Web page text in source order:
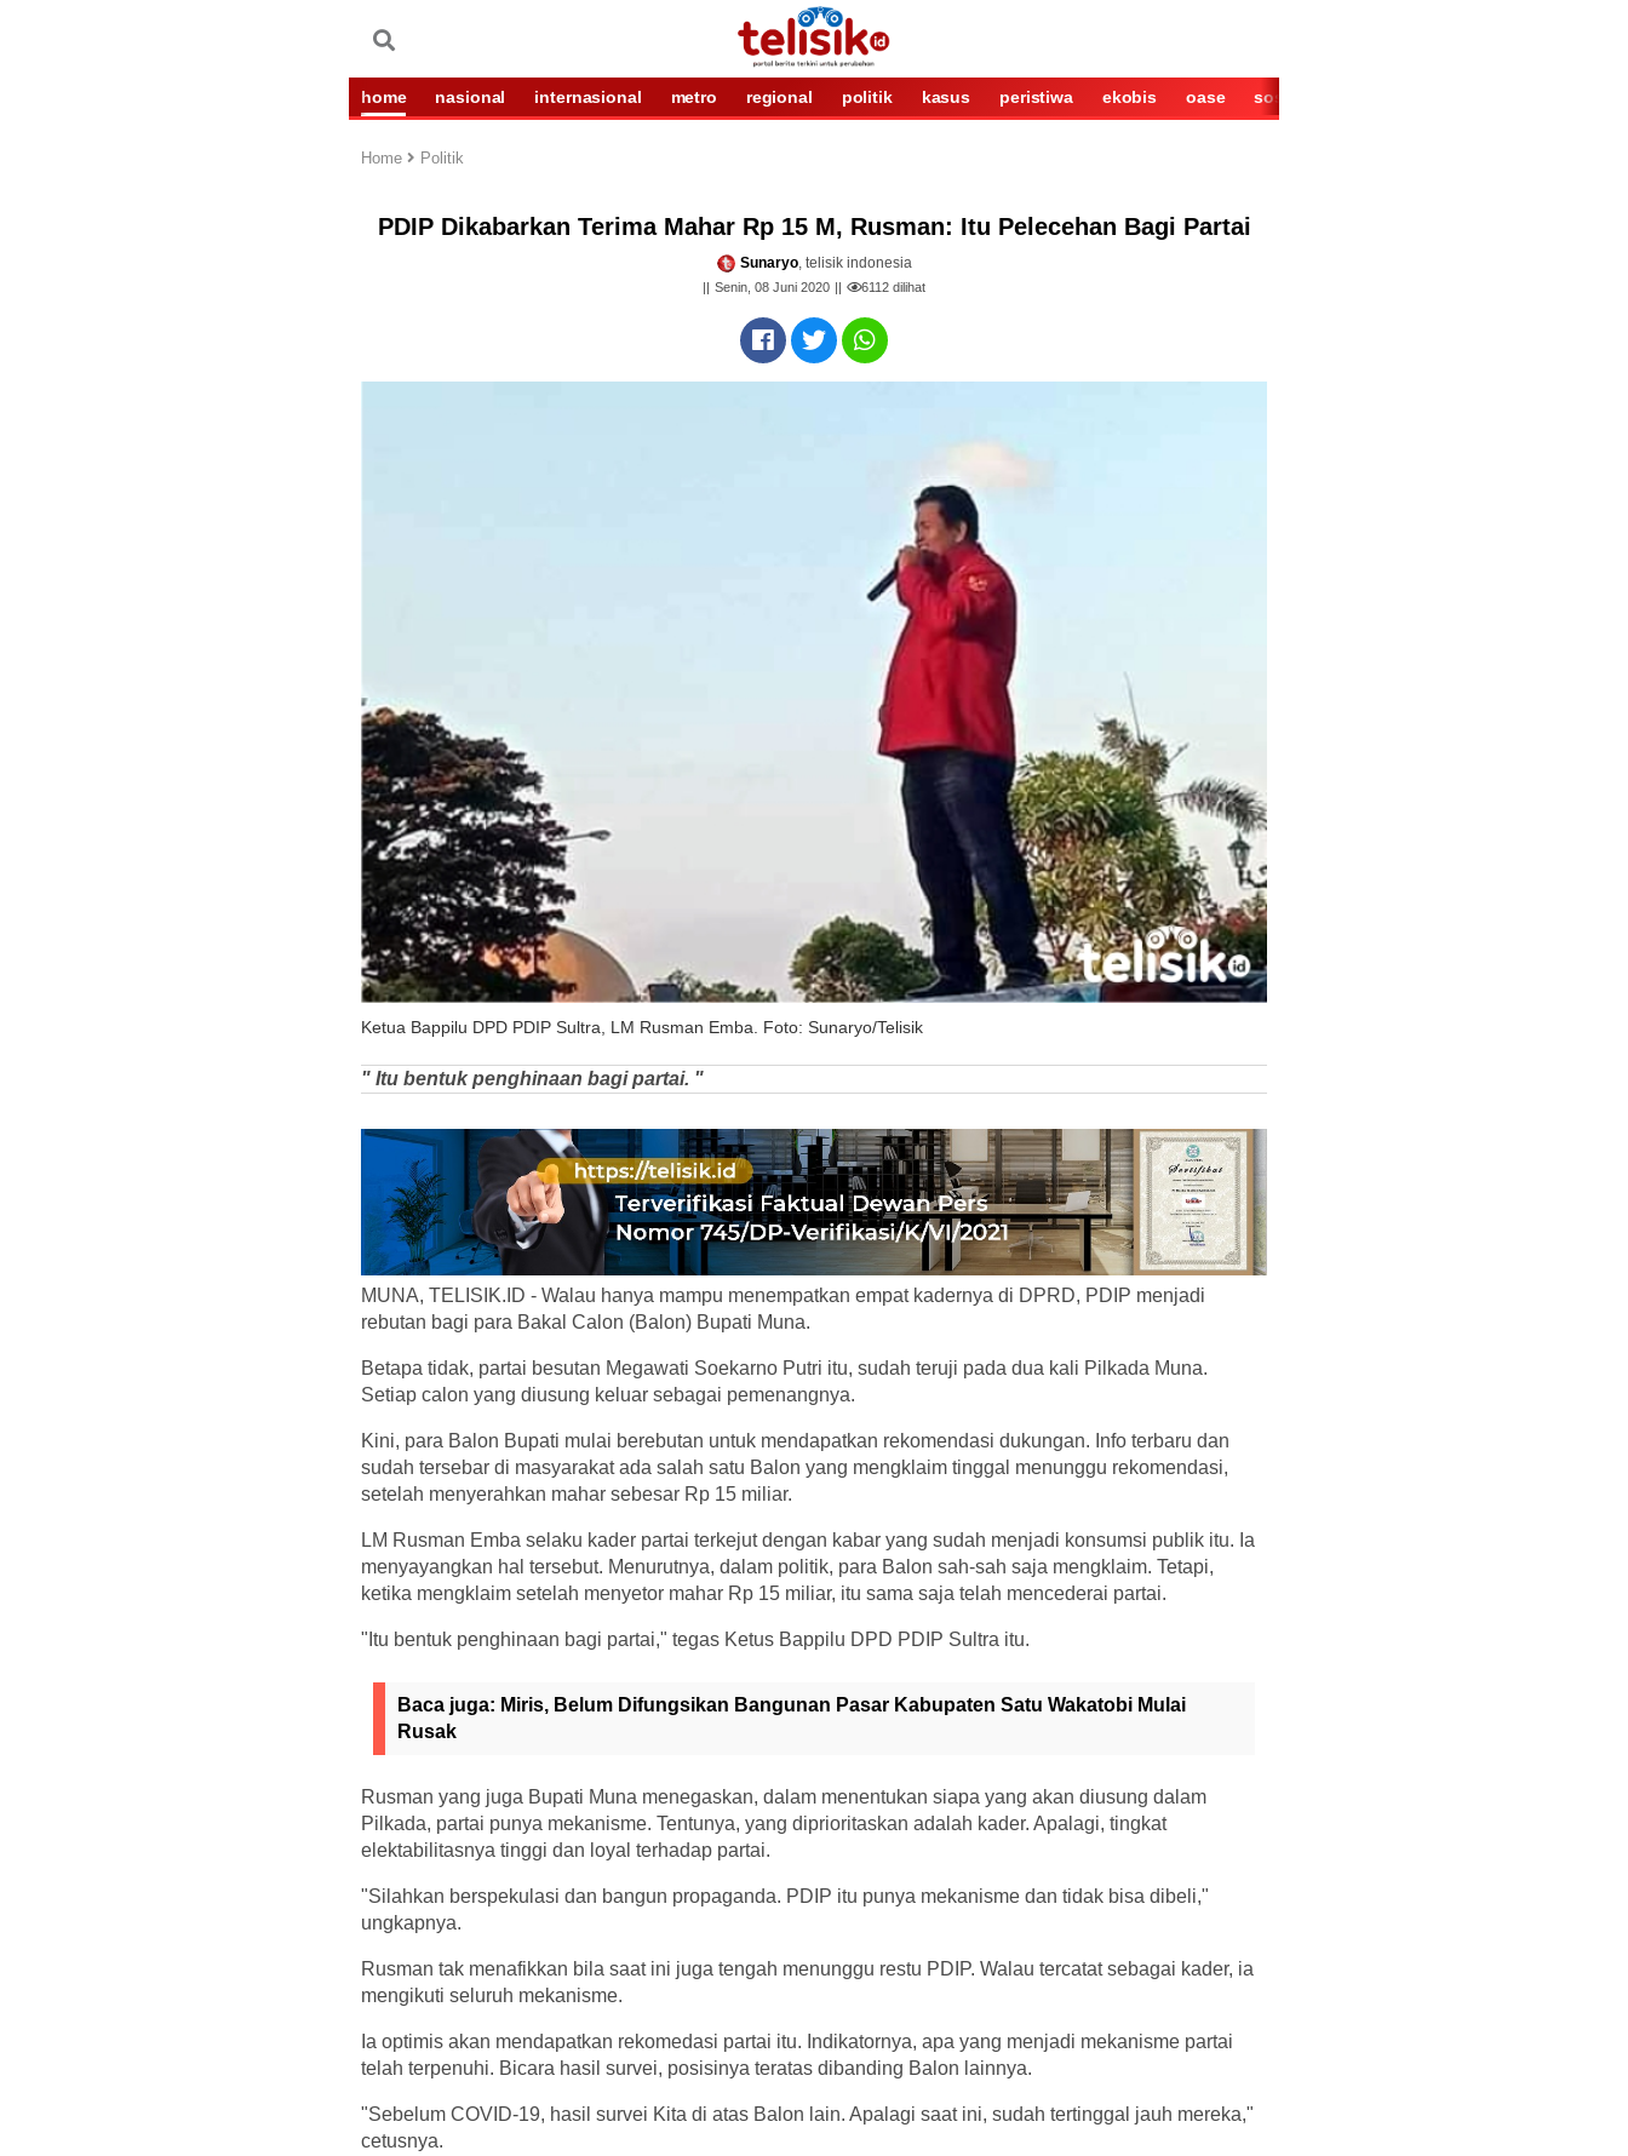
home nasional internasional metro regional politik kasus peristiwa ekobis oase sosok
Home Politik
PDIP Dikabarkan Terima Mahar Rp 15 M, Rusman: Itu Pelecehan Bagi Partai
Sunaryo, telisik indonesia
Senin, 08 Juni 2020 6112 dilihat
Ketua Bappilu DPD PDIP Sultra, LM Rusman Emba. Foto: Sunaryo/Telisik
" Itu bentuk penghinaan bagi partai. "
MUNA, TELISIK.ID - Walau hanya mampu menempatkan empat kadernya di DPRD, PDIP menjadi
rebutan bagi para Bakal Calon (Balon) Bupati Muna.
Betapa tidak, partai besutan Megawati Soekarno Putri itu, sudah teruji pada dua kali Pilkada Muna.
Setiap calon yang diusung keluar sebagai pemenangnya.
Kini, para Balon Bupati mulai berebutan untuk mendapatkan rekomendasi dukungan. Info terbaru dan
sudah tersebar di masyarakat ada salah satu Balon yang mengklaim tinggal menunggu rekomendasi,
setelah menyerahkan mahar sebesar Rp 15 miliar.
LM Rusman Emba selaku kader partai terkejut dengan kabar yang sudah menjadi konsumsi publik itu. Ia
menyayangkan hal tersebut. Menurutnya, dalam politik, para Balon sah-sah saja mengklaim. Tetapi,
ketika mengklaim setelah menyetor mahar Rp 15 miliar, itu sama saja telah mencederai partai.
"Itu bentuk penghinaan bagi partai," tegas Ketus Bappilu DPD PDIP Sultra itu.
Baca juga: Miris, Belum Difungsikan Bangunan Pasar Kabupaten Satu Wakatobi Mulai
Rusak
Rusman yang juga Bupati Muna menegaskan, dalam menentukan siapa yang akan diusung dalam
Pilkada, partai punya mekanisme. Tentunya, yang diprioritaskan adalah kader. Apalagi, tingkat
elektabilitasnya tinggi dan loyal terhadap partai.
"Silahkan berspekulasi dan bangun propaganda. PDIP itu punya mekanisme dan tidak bisa dibeli,"
ungkapnya.
Rusman tak menafikkan bila saat ini juga tengah menunggu restu PDIP. Walau tercatat sebagai kader, ia
mengikuti seluruh mekanisme.
Ia optimis akan mendapatkan rekomedasi partai itu. Indikatornya, apa yang menjadi mekanisme partai
telah terpenuhi. Bicara hasil survei, posisinya teratas dibanding Balon lainnya.
"Sebelum COVID-19, hasil survei Kita di atas Balon lain. Apalagi saat ini, sudah tertinggal jauh mereka,"
cetusnya.